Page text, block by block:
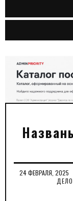
24 ФЕВРАЛЯ, 2025